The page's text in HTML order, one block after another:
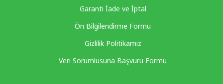
Garanti İade ve İptal
Ön Bilgilendirme Formu
Gizlilik Politikamız
Veri Sorumlusuna Başvuru Formu